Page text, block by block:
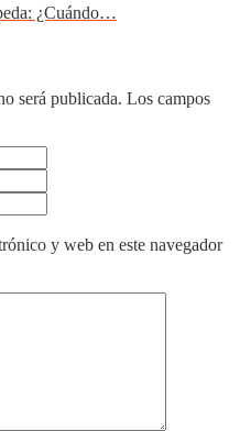
¿Cuándo…
será publicada. Los campos
y web en este navegador